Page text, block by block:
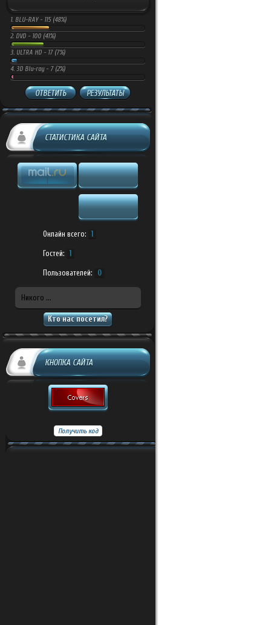
1. BLU-RAY - 115 (48%)
2. DVD - 100 (41%)
3. ULTRA HD - 17 (7%)
4. 3D Blu-ray - 7 (2%)
ОТВЕТИТЬ РЕЗУЛЬТАТЫ
СТАТИСТИКА САЙТА
Онлайн всего: 1
Гостей: 1
Пользователей: 0
Никого ...
Кто нас посетил?
КНОПКА САЙТА